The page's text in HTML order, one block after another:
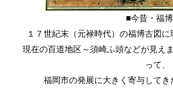
■今昔・福
１７世紀末（元禄時代）の福博古図に
現在の百道地区～須崎ふ頭などが見え
って、
福岡市の発展に大きく寄与してき